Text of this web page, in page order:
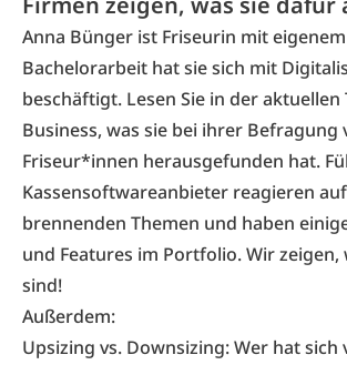
Anna Bünger ist Friseurin mit
Bachelorarbeit hat sie sich mit
beschäftigt. Lesen Sie in der aktuellen
Business, was sie bei ihrer Befragung
Friseur*innen herausgefunden hat.
Kassensoftwareanbieter reagieren
brennenden Themen und haben
und Features im Portfolio. Wir zeigen,
sind!
Außerdem:
Upsizing vs. Downsizing: Wer hat